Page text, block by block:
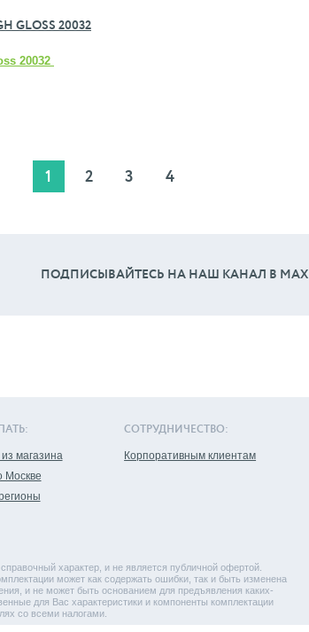
GLOSS 20032
20032
1 2 3 4
ПОДПИСЫВАЙТЕСЬ НА НАШ КАНАЛ В МАХ
магазина
Москве
СОТРУДНИЧЕСТВО:
Корпоративным клиентам
характер, и не является публичной офертой.
может как содержать ошибки, так и быть изменена
и не может быть основанием для предъявления каких-
для Вас характеристики и компоненты комплектации
со всеми налогами.